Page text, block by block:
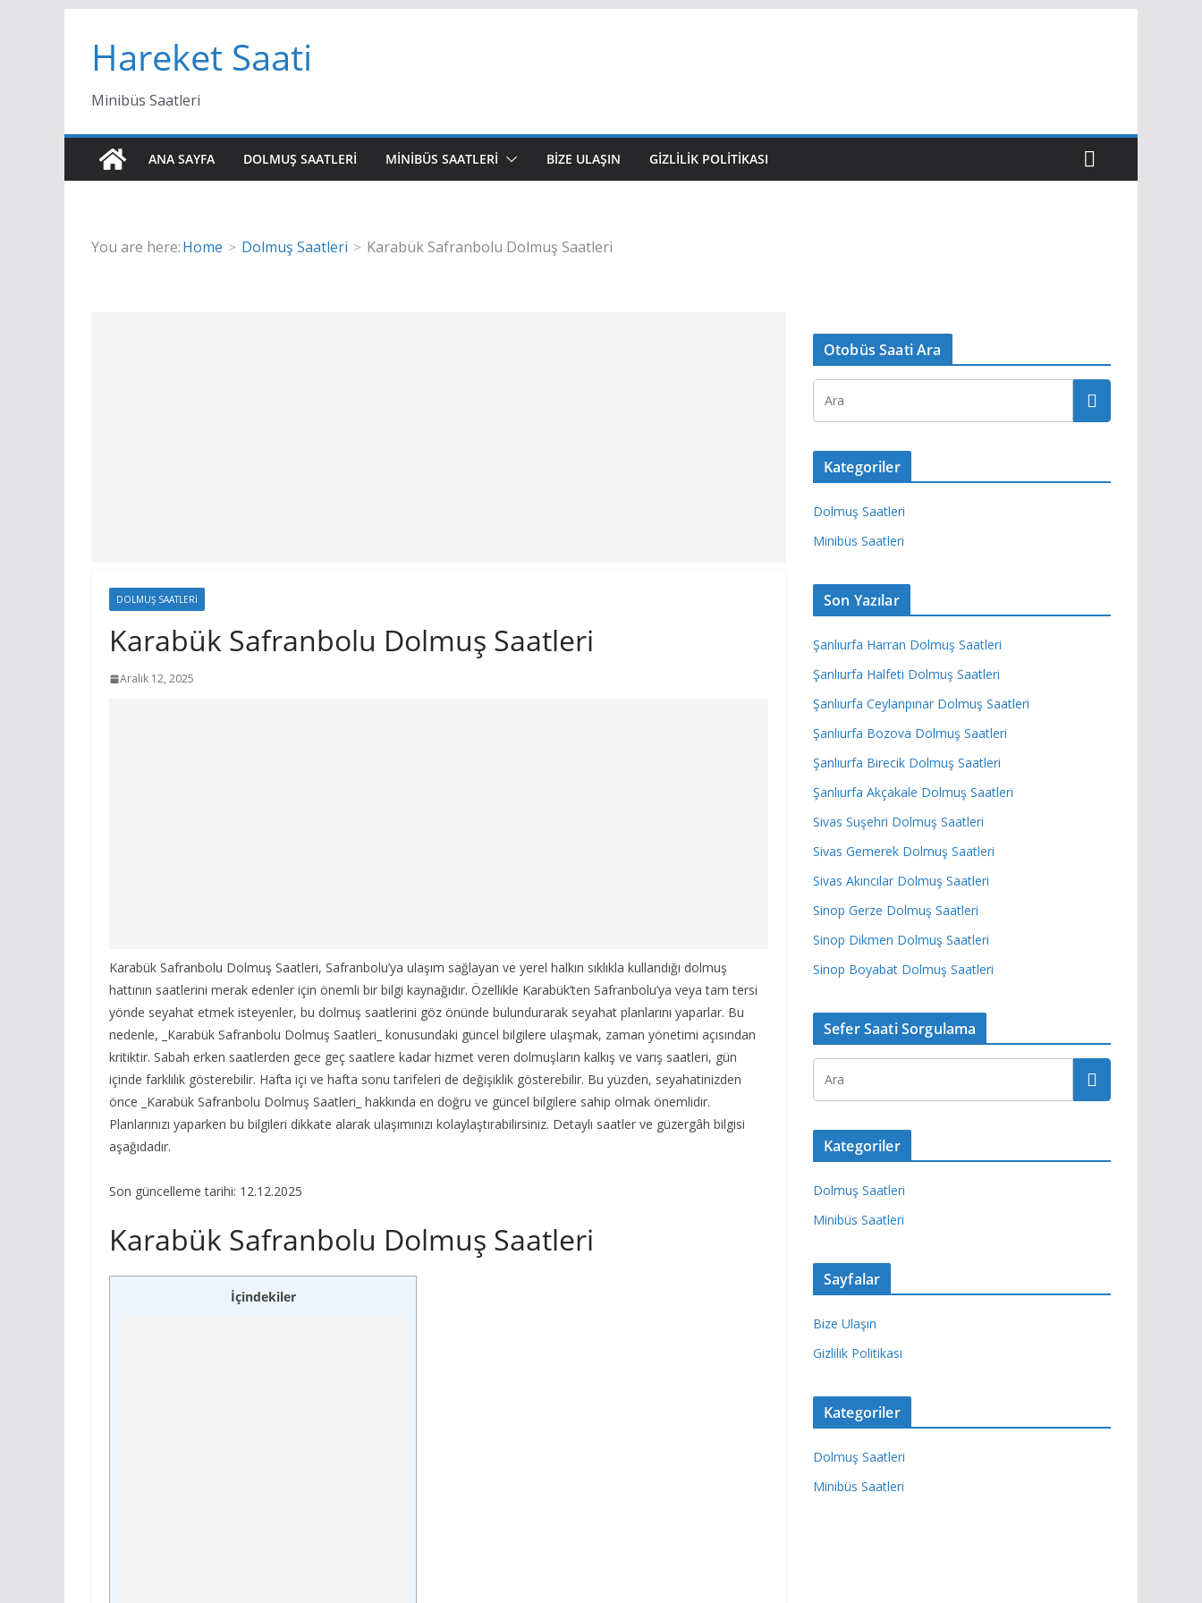
contentHareket Saati
Minibüs Saatleri
ANA SAYFA DOLMUŞ SAATLERI MINIBÜS SAATLERI BIZE ULAŞIN GIZLILIK POLITIKASI
You are here:Home Dolmuş Saatleri Karabük Safranbolu Dolmuş Saatleri
DOLMUŞ SAATLERI
Karabük Safranbolu Dolmuş Saatleri
Aralık 12, 2025
Karabük Safranbolu Dolmuş Saatleri, Safranbolu’ya ulaşım sağlayan ve yerel halkın sıklıkla kullandığı dolmuş
hattının saatlerini merak edenler için önemli bir bilgi kaynağıdır. Özellikle Karabük’ten Safranbolu’ya veya tam tersi
yönde seyahat etmek isteyenler, bu dolmuş saatlerini göz önünde bulundurarak seyahat planlarını yaparlar. Bu
nedenle, _Karabük Safranbolu Dolmuş Saatleri_ konusundaki güncel bilgilere ulaşmak, zaman yönetimi açısından
kritiktir. Sabah erken saatlerden gece geç saatlere kadar hizmet veren dolmuşların kalkış ve varış saatleri, gün
içinde farklılık gösterebilir. Hafta içi ve hafta sonu tarifeleri de değişiklik gösterebilir. Bu yüzden, seyahatinizden
önce _Karabük Safranbolu Dolmuş Saatleri_ hakkında en doğru ve güncel bilgilere sahip olmak önemlidir.
Planlarınızı yaparken bu bilgileri dikkate alarak ulaşımınızı kolaylaştırabilirsiniz. Detaylı saatler ve güzergâh bilgisi
aşağıdadır.
Son güncelleme tarihi: 12.12.2025
Karabük Safranbolu Dolmuş Saatleri
İçindekiler
Otobüs Saati Ara
Kategoriler
Dolmuş Saatleri
Minibüs Saatleri
Son Yazılar
Şanlıurfa Harran Dolmuş Saatleri
Şanlıurfa Halfeti Dolmuş Saatleri
Şanlıurfa Ceylanpınar Dolmuş Saatleri
Şanlıurfa Bozova Dolmuş Saatleri
Şanlıurfa Birecik Dolmuş Saatleri
Şanlıurfa Akçakale Dolmuş Saatleri
Sivas Suşehri Dolmuş Saatleri
Sivas Gemerek Dolmuş Saatleri
Sivas Akıncılar Dolmuş Saatleri
Sinop Gerze Dolmuş Saatleri
Sinop Dikmen Dolmuş Saatleri
Sinop Boyabat Dolmuş Saatleri
Sefer Saati Sorgulama
Kategoriler
Dolmuş Saatleri
Minibüs Saatleri
Sayfalar
Bize Ulaşın
Gizlilik Politikası
Kategoriler
Dolmuş Saatleri
Minibüs Saatleri